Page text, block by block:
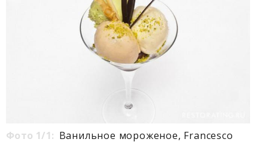
Фото 1/1: Ванильное мороженое, Francesco